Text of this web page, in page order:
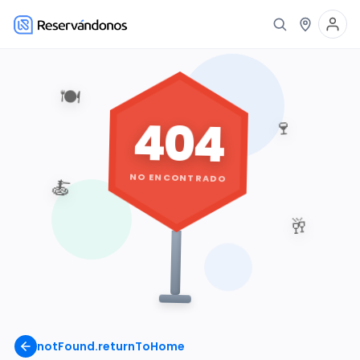
notFound.returnToHome
🍽️
🍷
🥂
🍝
404
NO ENCONTRADO